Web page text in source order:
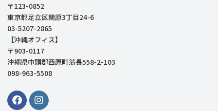
〒123-0852
東京都足立区関原3丁目24-6
03-5207-2865
【沖縄オフィス】
〒903-0117
沖縄県中頭郡西原町翁長558-2-103
098-963-5508